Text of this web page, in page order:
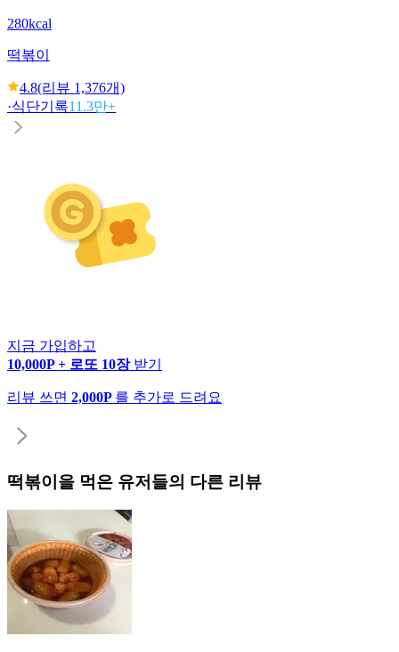
280kcal
떡볶이
4.8(리뷰 1,376개)
·식단기록11.3만+
지금 가입하고
10,000P + 로또 10장 받기
리뷰 쓰면 2,000P 를 추가로 드려요
떡볶이 을 먹은 유저들의 다른 리뷰